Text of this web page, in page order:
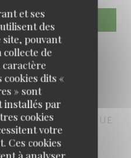
et ses
des
site, pouvant
de
caractère
dits «
» sont
installés par
cookies
votre
Ces cookies
à analyser
BISTRONOMIQUE